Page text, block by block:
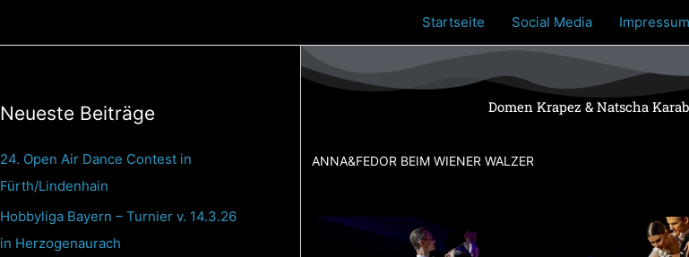
Startseite Social Media Impressum
Neueste Beiträge
24. Open Air Dance Contest in
Fürth/Lindenhain
Hobbyliga Bayern – Turnier v. 14.3.26
in Herzogenaurach
Domen Krapez & Natscha
ANNA&FEDOR BEIM WIENER WALZER